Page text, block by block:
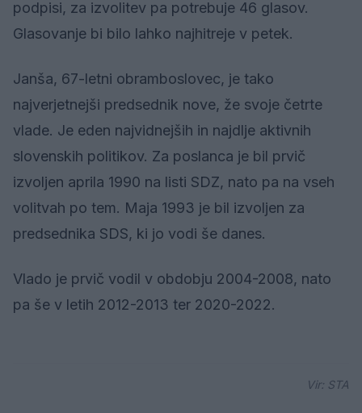
podpisi, za izvolitev pa potrebuje 46 glasov.
Glasovanje bi bilo lahko najhitreje v petek.
Janša, 67-letni obramboslovec, je tako
najverjetnejši predsednik nove, že svoje četrte
vlade. Je eden najvidnejših in najdlje aktivnih
slovenskih politikov. Za poslanca je bil prvič
izvoljen aprila 1990 na listi SDZ, nato pa na vseh
volitvah po tem. Maja 1993 je bil izvoljen za
predsednika SDS, ki jo vodi še danes.
Vlado je prvič vodil v obdobju 2004-2008, nato
pa še v letih 2012-2013 ter 2020-2022.
Vir: STA